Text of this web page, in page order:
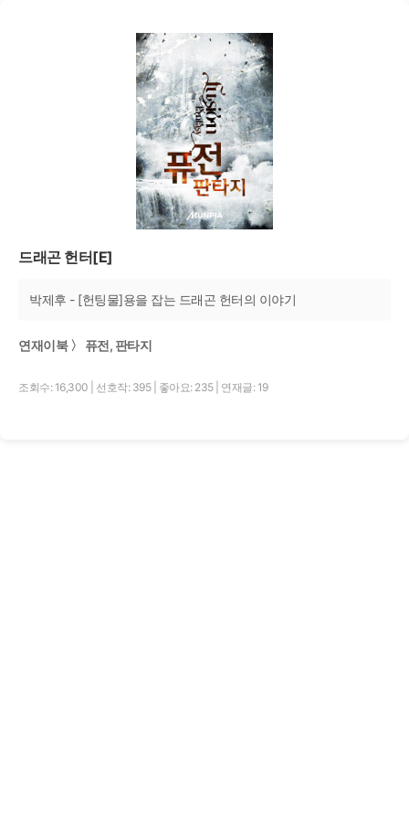
드래곤 헌터[E]
박제후 - [헌팅물]용을 잡는 드래곤 헌터의 이야기
연재이북 〉 퓨전, 판타지
조회수: 16,300 선호작: 395 좋아요: 235 연재글: 19